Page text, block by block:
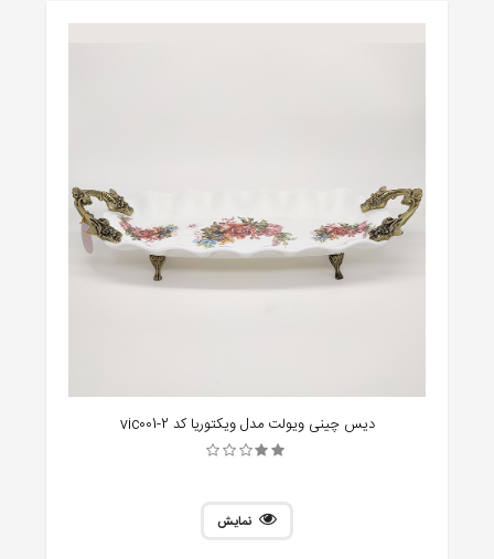
دیس چینی ویولت مدل ویکتوریا کد vic001-2
نمایش